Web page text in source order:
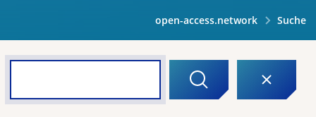
open-access.network Suche